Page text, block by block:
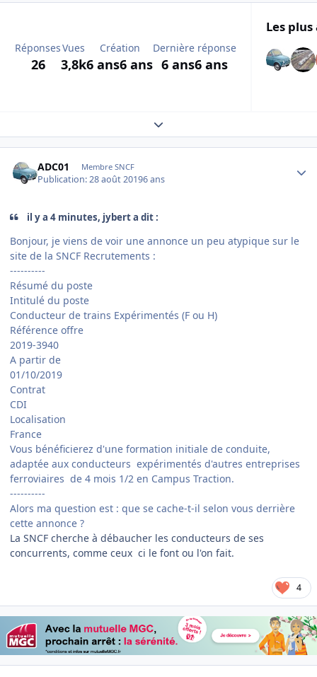
Réponses
26
Vues
3,8k
Création
6 ans6 ans
Dernière réponse
6 ans6 ans
Les
Expand topic overview
ADC01 Membre SNCF
Publication:28 août 20196 ans
il y a 4 minutes, jybert a dit :
Bonjour, je viens de voir une annonce un peu atypique sur le
site de la SNCF Recrutements :
----------
Résumé du poste
Intitulé du poste
Conducteur de trains Expérimentés (F ou H)
Référence offre
2019-3940
A partir de
01/10/2019
Contrat
CDI
Localisation
France
Vous bénéficierez d'une formation initiale de conduite,
adaptée aux conducteurs expérimentés d'autres entreprises
ferroviaires de 4 mois 1/2 en Campus Traction.
----------
Alors ma question est : que se cache-t-il selon vous derrière
cette annonce ?
La SNCF cherche à débaucher les conducteurs de ses
concurrents, comme ceux ci le font ou l'on fait.
4